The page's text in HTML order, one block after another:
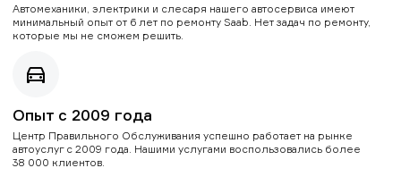
Автомеханики, электрики и слесаря нашего автосервиса имеют
минимальный опыт от 6 лет по ремонту Saab. Нет задач по ремонту,
которые мы не сможем решить.
Опыт с 2009 года
Центр Правильного Обслуживания успешно работает на рынке
автоуслуг с 2009 года. Нашими услугами воспользовались более
38 000 клиентов.